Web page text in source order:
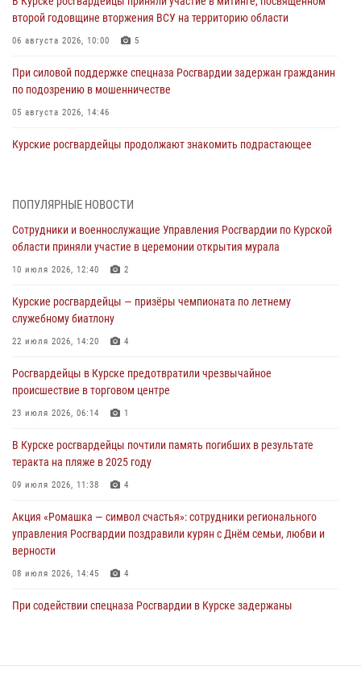
второй годовщине вторжения ВСУ на территорию области
06 августа 2026, 10:00 5
При силовой поддержке спецназа Росгвардии задержан гражданин
по подозрению в мошенничестве
05 августа 2026, 14:46
Курские росгвардейцы продолжают знакомить подрастающее
оздоровительных лагерях
05 августа 2026, 09:51
сбыта крупной партии наркотиков
04 августа 2026, 12:52
85 владельцев оружия
04 августа 2026, 07:00
297 выездов по сигналу «тревога»
03 августа 2026, 09:46
ПОПУЛЯРНЫЕ НОВОСТИ
Сотрудники и военнослужащие Управления Росгвардии по Курской
области приняли участие в церемонии открытия мурала
10 июля 2026, 12:40 2
Курские росгвардейцы — призёры чемпионата по летнему
служебному биатлону
22 июля 2026, 14:20 4
Росгвардейцы в Курске предотвратили чрезвычайное
происшествие в торговом центре
23 июля 2026, 06:14 1
В Курске росгвардейцы почтили память погибших в результате
теракта на пляже в 2025 году
09 июля 2026, 11:38 4
Акция «Ромашка — символ счастья»: сотрудники регионального
управления Росгвардии поздравили курян с Днём семьи, любви и
верности
08 июля 2026, 14:45 4
При содействии спецназа Росгвардии в Курске задержаны